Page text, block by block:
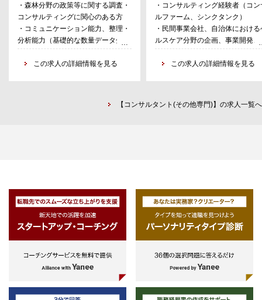
じた取組等）
・企業による森林を通じた事業・環
境貢献活動に関するコンサルティン
グ ／等
・森林分野の政策等に関する調査・
コンサルティングに関心のある方
・コミュニケーション能力、整理・
分析能力（基礎的な数量データ分析
スキルを含む）、文章・表現能力な
どの基礎能力を有する方
この求人の詳細情報を見る
地域の生活者が長く健康を維持で
る社会の実現に向けて、中央省庁
自治体、民間企業を対象に、上流
程から現場支援まで幅広い視点で
る。
地域医療再生や地域包括ケア整
り等
○ヘルスケア産業・事業化支援領
ICTを用いた医療情報の利活用
（EHR/PHR、ウェラブル、IoT、
隔医療、人工知能（AI）・
ロボット等）や福祉産業振興、
外進出調査、医療・介護福祉機器
業、病院・福祉・
介護事業の経営、新規事業開発
・コンサルティング経験者（コン
ルファーム、シンクタンク）
・民間事業会社、自治体における
ルスケア分野の企画、事業開発、
略策定、
研究開発等の経験者
この求人の詳細情報を見る
【コンサルタント(その他専門)】の求人一覧へ